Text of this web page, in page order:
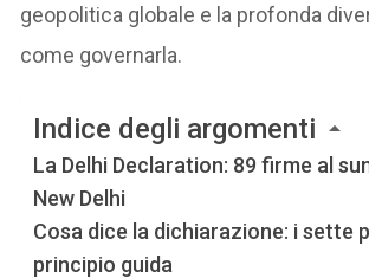
geopolitica globale e la profonda
come governarla.
Indice degli argomenti
La Delhi Declaration: 89 firme al
New Delhi
Cosa dice la dichiarazione: i sette
principio guida